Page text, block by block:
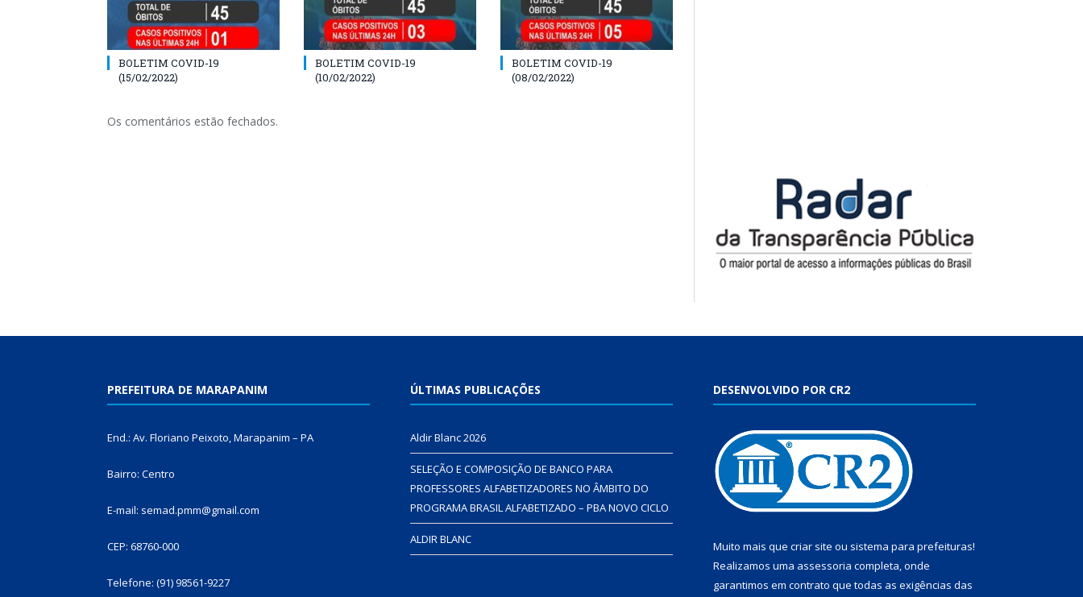
BOLETIM COVID-19
(15/02/2022)
BOLETIM COVID-19
(10/02/2022)
BOLETIM COVID-19
(08/02/2022)
Os comentários estão fechados.
PREFEITURA DE MARAPANIM
End.: Av. Floriano Peixoto, Marapanim – PA
Bairro: Centro
E-mail: semad.pmm@gmail.com
CEP: 68760-000
Telefone: (91) 98561-9227
ÚLTIMAS PUBLICAÇÕES
Aldir Blanc 2026
SELEÇÃO E COMPOSIÇÃO DE BANCO PARA
PROFESSORES ALFABETIZADORES NO ÂMBITO DO
PROGRAMA BRASIL ALFABETIZADO – PBA NOVO CICLO
ALDIR BLANC
DESENVOLVIDO POR CR2
Muito mais que criar site ou sistema para prefeituras!
Realizamos uma assessoria completa, onde
garantimos em contrato que todas as exigências das